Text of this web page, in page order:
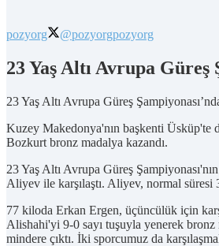
pozyorg @pozyorgpozyorg
23 Yaş Altı Avrupa Güreş
23 Yaş Altı Avrupa Güreş
Kuzey Makedonya'nın başkenti Üsküp'te
Bozkurt bronz madalya kazandı.
23 Yaş Altı Avrupa Güreş
Aliyev ile karşılaştı. Aliyev, normal süresi
77 kiloda Erkan Ergen, üçüncülük için
Alishahi'yi 9-0 sayı tuşuyla yenerek
mindere çıktı. İki sporcumuz da